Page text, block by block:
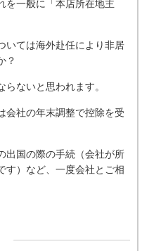
を一般に「本店所在地主
いては海外赴任により非居
？
ないと思われます。
会社の年末調整で控除を受
出国の際の手続（会社が所
す）など、一度会社とご相